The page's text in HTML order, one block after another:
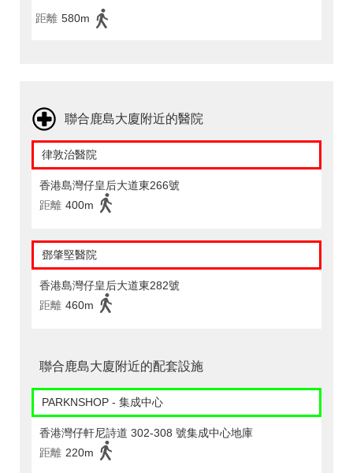
距離 580m
聯合鹿島大廈附近的醫院
律敦治醫院
香港島灣仔皇后大道東266號
距離 400m
鄧肇堅醫院
香港島灣仔皇后大道東282號
距離 460m
聯合鹿島大廈附近的配套設施
PARKNSHOP - 集成中心
香港灣仔軒尼詩道 302-308 號集成中心地庫
距離 220m